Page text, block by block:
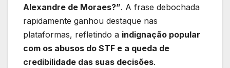
Alexandre de Moraes?”. A frase debochada
rapidamente ganhou destaque nas
plataformas, refletindo a indignação popular
com os abusos do STF e a queda de
credibilidade das suas decisões.